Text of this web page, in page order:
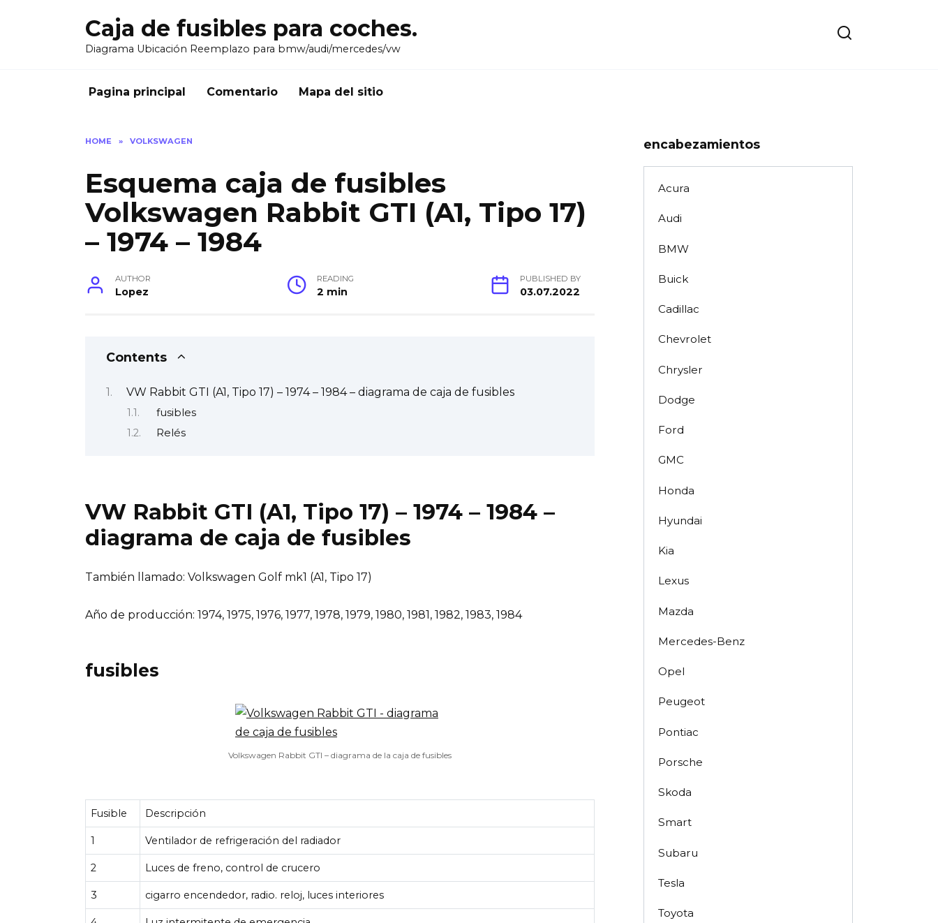
Caja de fusibles para coches.
Diagrama Ubicación Reemplazo para bmw/audi/mercedes/vw
Pagina principal Comentario Mapa del sitio
HOME » VOLKSWAGEN
Esquema caja de fusibles
Volkswagen Rabbit GTI (A1, Tipo 17)
– 1974 – 1984
AUTHOR
Lopez
READING
2 min
PUBLISHED BY
03.07.2022
Contents
VW Rabbit GTI (A1, Tipo 17) – 1974 – 1984 – diagrama de caja de fusibles
fusibles
Relés
VW Rabbit GTI (A1, Tipo 17) – 1974 – 1984 –
diagrama de caja de fusibles
También llamado: Volkswagen Golf mk1 (A1, Tipo 17)
Año de producción: 1974, 1975, 1976, 1977, 1978, 1979, 1980, 1981, 1982, 1983, 1984
fusibles
Volkswagen Rabbit GTI – diagrama de la caja de fusibles
Fusible Descripción
1 Ventilador de refrigeración del radiador
2 Luces de freno, control de crucero
3 cigarro encendedor, radio. reloj, luces interiores
encabezamientos
Acura
Audi
BMW
Buick
Cadillac
Chevrolet
Chrysler
Dodge
Ford
GMC
Honda
Hyundai
Kia
Lexus
Mazda
Mercedes-Benz
Opel
Peugeot
Pontiac
Porsche
Skoda
Smart
Subaru
Tesla
Toyota